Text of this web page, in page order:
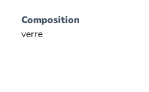
Composition
verre